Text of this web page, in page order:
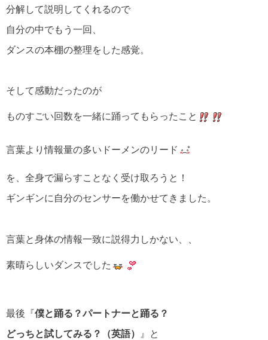
分解して説明してくれるので
自分の中でもう一回、
ダンスの本棚の整理をした感覚。
そして感動だったのが
ものすごい回数を一緒に踊ってもらったこと
言葉より情報量の多いドーメンのリード
を、全身で漏らすことなく受け取ろうと！
ギンギンに自分のセンサーを働かせてきました。
言葉と身体の情報一致に説得力しかない、、
素晴らしいダンスでした
最後『僕と踊る？パートナーと踊る？
どっちと試してみる？（英語）
』と